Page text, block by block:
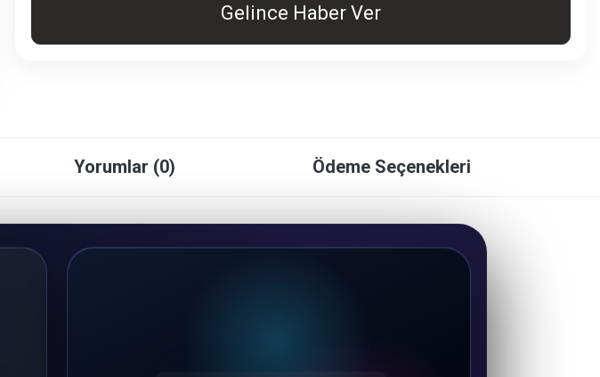
Gelince Haber Ver
Yorumlar (0) Ödeme Seçenekleri